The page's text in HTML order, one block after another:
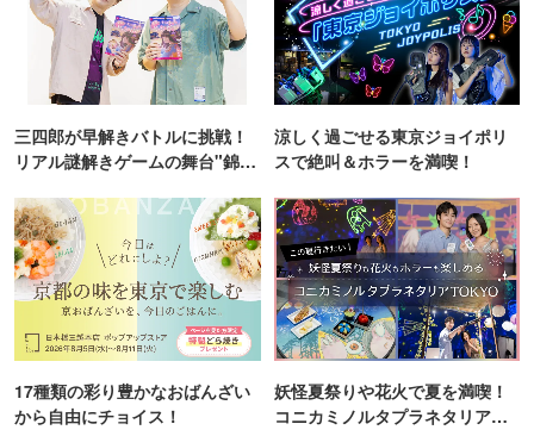
三四郎が早解きバトルに挑戦！
リアル謎解きゲームの舞台"錦糸
涼しく過ごせる東京ジョイポリ
スで絶叫＆ホラーを満喫！
17種類の彩り豊かなおばんざい
から自由にチョイス！
妖怪夏祭りや花火で夏を満喫！
コニカミノルタプラネタリア